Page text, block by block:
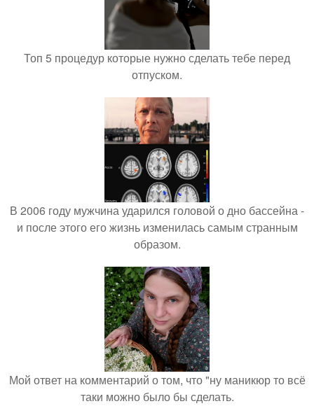
Топ 5 процедур которые нужно сделать тебе перед
отпуском.
В 2006 году мужчина ударился головой о дно бассейна -
и после этого его жизнь изменилась самым странным
образом.
Мой ответ на комментарий о том, что "ну маникюр то всё
таки можно было бы сделать.